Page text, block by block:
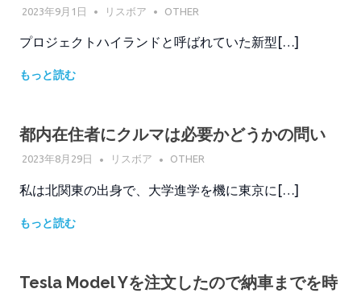
2023年9月1日 リスボア OTHER
プロジェクトハイランドと呼ばれていた新型[…]
もっと読む
都内在住者にクルマは必要かどうかの問い
2023年8月29日 リスボア OTHER
私は北関東の出身で、大学進学を機に東京に[…]
もっと読む
Tesla Model Yを注文したので納車までを時